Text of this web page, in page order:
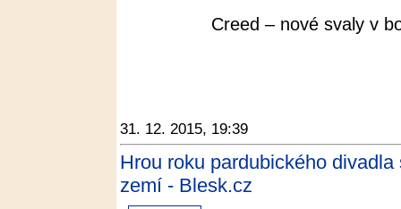
Creed – nové svaly v
31. 12. 2015, 19:39
Hrou roku pardubického
zemí - Blesk.cz